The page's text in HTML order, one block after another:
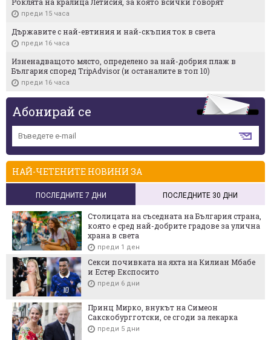
преди 15 часа
Държавите с най-евтиния и най-скъпия ток в света
преди 16 часа
Изненадващото място, определено за най-добрия плаж в
България според TripAdvisor (и останалите в топ 10)
преди 16 часа
Абонирай се
НАЙ-ЧЕТЕНИТЕ НОВИНИ ЗА
ПОСЛЕДНИТЕ 7 ДНИ ПОСЛЕДНИТЕ 30 ДНИ
Столицата на съседната на България страна,
която е сред най-добрите градове за улична
храна в света
преди 1 ден
Секси почивката на яхта на Килиан Мбабе
и Естер Експосито
преди 6 дни
Принц Мирко, внукът на Симеон
Сакскобургготски, се сгоди за лекарка
преди 5 дни